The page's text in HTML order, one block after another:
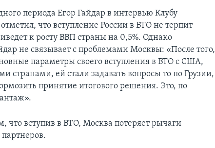
периода Егор Гайдар в интервью Клубу
что вступление России в ВТО не терпит
к росту ВВП страны на 0,5%. Однако
не связывает с проблемами Москвы: «После того,
параметры своего вступления в ВТО с США,
странами, ей стали задавать вопросы то по Грузии,
принятие итогового решения. Это, по
что вступив в ВТО, Москва потеряет рычаги